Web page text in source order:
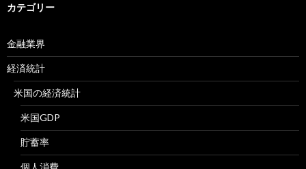
カテゴリー
金融業界
経済統計
米国の経済統計
米国GDP
貯蓄率
個人消費